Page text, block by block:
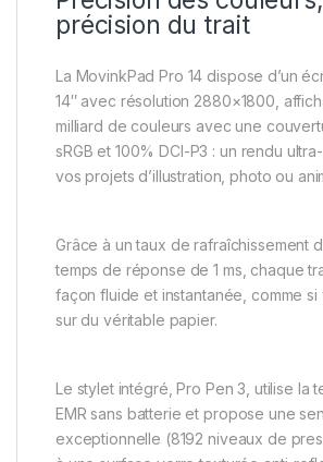
précision du trait
La MovinkPad Pro 14 dispose d’un
14″ avec résolution 2880×1800,
milliard de couleurs avec une
sRGB et 100% DCI-P3 : un rendu
vos projets d’illustration, photo ou
Grâce à un taux de rafraîchissement
temps de réponse de 1 ms, chaque
façon fluide et instantanée, comme
sur du véritable papier.
Le stylet intégré, Pro Pen 3, utilise la
EMR sans batterie et propose une
exceptionnelle (8192 niveaux de